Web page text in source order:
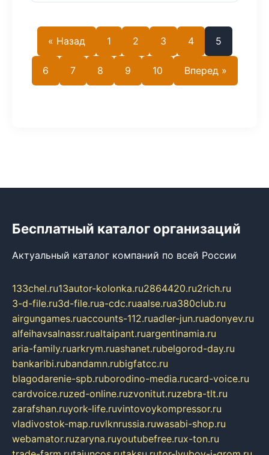
« Назад 1 2 3 4 5
6 7 8 9 10 Вперед »
Бесплатный каталог организаций
Актуальный каталог компаний по всей России
133chel.ru13autor-kolonka.ru2864420.ru2rich.ru
3-d-file.ru3d-file.rua-cdc.ruaalse.rua380club.ru
airgungames.ruaccounts-112.ruadler-jun.ruadonyev.ru
alfeihavsalnassr.rualtaipant.ruargentinamia.ru
aria-family.ruarkrym.ruashanet.rubelgorod-day.ru
bankaribi.rubandamn.rubigfatcc.ru
blagodarenie-spb.ruborodino-media.rucard-voice.ru
cardvoice.ruzed-online.ruzvonitut.ruzebra-tlt.ru
zarafshan.ruyork-life.ruvintovoykompressor.ru
vladivostok-map.ruvlknrussia.ruwasabi-shop.ru
webamator.ruzaryna.ruyoutubefree.rux-ton.ru